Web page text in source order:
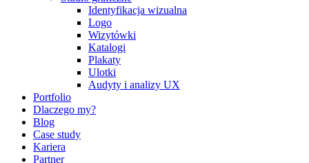
Identyfikacja wizualna
Logo
Wizytówki
Katalogi
Plakaty
Ulotki
Audyty i analizy UX
Portfolio
Dlaczego my?
Blog
Case study
Kariera
Partner